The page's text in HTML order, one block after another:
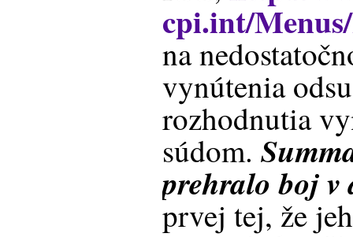
cpi.int/
na
vynútenia
rozhodnutia
súdom.
prehralo boj v
prvej tej, že